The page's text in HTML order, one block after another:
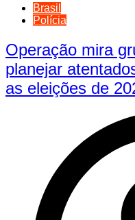
Brasil
Polícia
Operação mira
planejar
as eleições de